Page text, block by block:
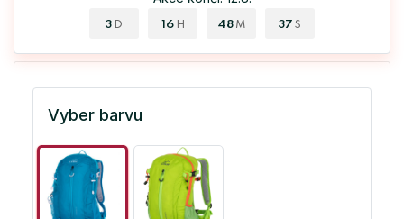
3 D 16 H 48 M 37 S
Vyber barvu